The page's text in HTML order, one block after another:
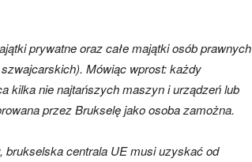
prywatne oraz całe majątki osób prawnych
Mówiąc wprost: każdy
kilka nie najtańszych maszyn i urządzeń lub
przez Brukselę jako osoba zamożna.
brukselska centrala UE musi uzyskać od